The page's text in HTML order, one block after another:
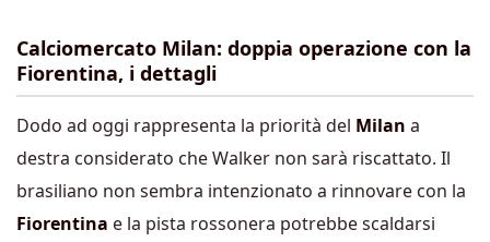
Calciomercato Milan: doppia operazione con la
Fiorentina, i dettagli
Dodo ad oggi rappresenta la priorità del Milan a
destra considerato che Walker non sarà riscattato. Il
brasiliano non sembra intenzionato a rinnovare con la
Fiorentina e la pista rossonera potrebbe scaldarsi